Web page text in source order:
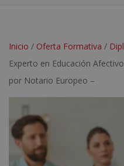
Inicio / Oferta Formativa /
Experto en Educación
por Notario Europeo –